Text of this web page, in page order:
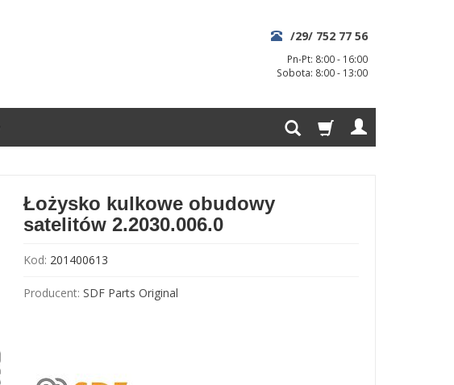
/29/ 752 77 56
Pn-Pt: 8:00 - 16:00
Sobota: 8:00 - 13:00
Łożysko kulkowe obudowy
satelitów 2.2030.006.0
Kod: 201400613
Producent: SDF Parts Original